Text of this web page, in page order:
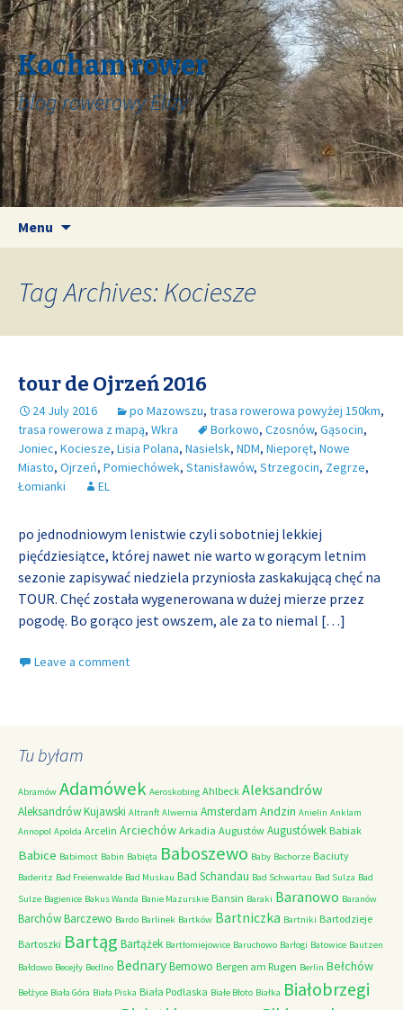
Kocham rower
blog rowerowy Elizy
Menu
Tag Archives: Kociesze
tour de Ojrzeń 2016
24 July 2016 po Mazowszu, trasa rowerowa powyżej 150km,
trasa rowerowa z mapą, Wkra Borkowo, Czosnów, Gąsocin,
Joniec, Kociesze, Lisia Polana, Nasielsk, NDM, Nieporęt, Nowe
Miasto, Ojrzeń, Pomiechówek, Stanisławów, Strzegocin, Zegrze,
Łomianki
EL
po jednodniowym lenistwie czyli sobotniej lekkiej
pięćdziesiątce, której nawet nie warto w gorącym letnim
sezonie zapisywać niedziela przyniosła zaskakującą chęć na
TOUR. Chęć została wygenerowana w dużej mierze przez
pogodę. Bo gorąco jest owszem, ale za to niemal […]
Leave a comment
Tu byłam
Abramów Adamówek Aeroskobing Ahlbeck Aleksandrów
Aleksandrów Kujawski Altranft Alwernia Amsterdam Andzin Anielin Anklam
Annopol Apolda Arcelin Arciechów Arkadia Augustów Augustówek Babiak
Babice Babimost Babin Babięta Baboszewo Baby Bachorze Baciuty
Baderitz Bad Freienwalde Bad Muskau Bad Schandau Bad Schwartau Bad Sulza Bad
Sulze Bagienice Bakus Wanda Banie Mazurskie Bansin Baraki Baranowo Baranów
BarchówBarczewo Bardo Barlinek Bartków Bartniczka Bartniki Bartodzieje
Bartoszki Bartąg Bartążek Bartłomiejowice Baruchowo Barłogi Batowice Bautzen
Bałdowo Becejły Bedlno BednaryBemowo Bergen am Rugen Berlin Bełchów
Bełżyce Biała Góra Biała Piska Biała Podlaska Białe Błoto Białka Białobrzegi